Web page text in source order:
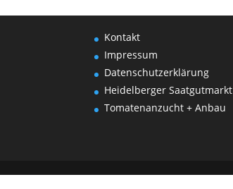
Kontakt
Impressum
Datenschutzerklärung
Heidelberger Saatgutmarkt
Tomatenanzucht + Anbau